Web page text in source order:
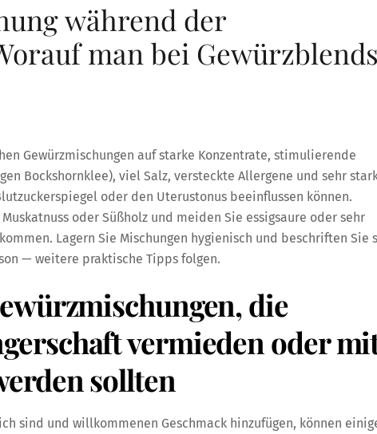
während der
man bei
Gewürzmischungen auf starke Konzentrate, stimulierende
Bockshornklee), viel Salz, versteckte Allergene und sehr
oder den Uterustonus beeinflussen können.
oder Süßholz und meiden Sie essigsaure oder sehr
Lagern Sie Mischungen hygienisch und beschriften Sie
— weitere praktische Tipps folgen.
die
vermieden oder
sollten
sind und willkommenen Geschmack hinzufügen, können